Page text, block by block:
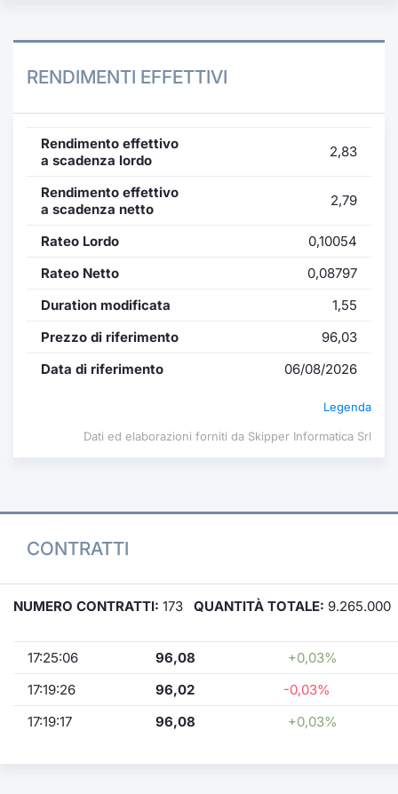
RENDIMENTI EFFETTIVI
Rendimento effettivo
a scadenza lordo
2,83
Rendimento effettivo
a scadenza netto
2,79
Rateo Lordo
0,10054
Rateo Netto
0,08797
Duration modificata
1,55
Prezzo di riferimento
96,03
Data di riferimento
06/08/2026
Legenda
Dati ed elaborazioni forniti da Skipper Informatica Srl
CONTRATTI
NUMERO CONTRATTI: 173 QUANTITÀ TOTALE: 9.265.000
17:25:06 96,08
+0,03%
17:19:26
96,02
-0,03%
17:19:17
96,08 +0,03%